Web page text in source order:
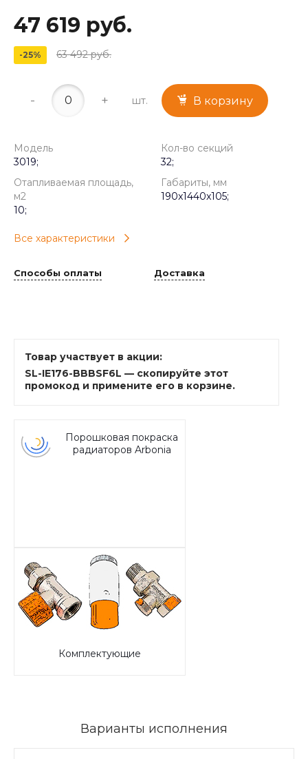
47 619 руб.
-25% 63 492 руб.
- + шт. В корзину
Модель
3019;
Кол-во секций
32;
Отапливаемая площадь,
м2
10;
Габариты, мм
190x1440x105;
Все характеристики
Способы оплаты Доставка
Товар участвует в акции:
SL-IE176-BBBSF6L — скопируйте этот
промокод и примените его в корзине.
Порошковая покраска
радиаторов Arbonia
Комплектующие
Варианты исполнения